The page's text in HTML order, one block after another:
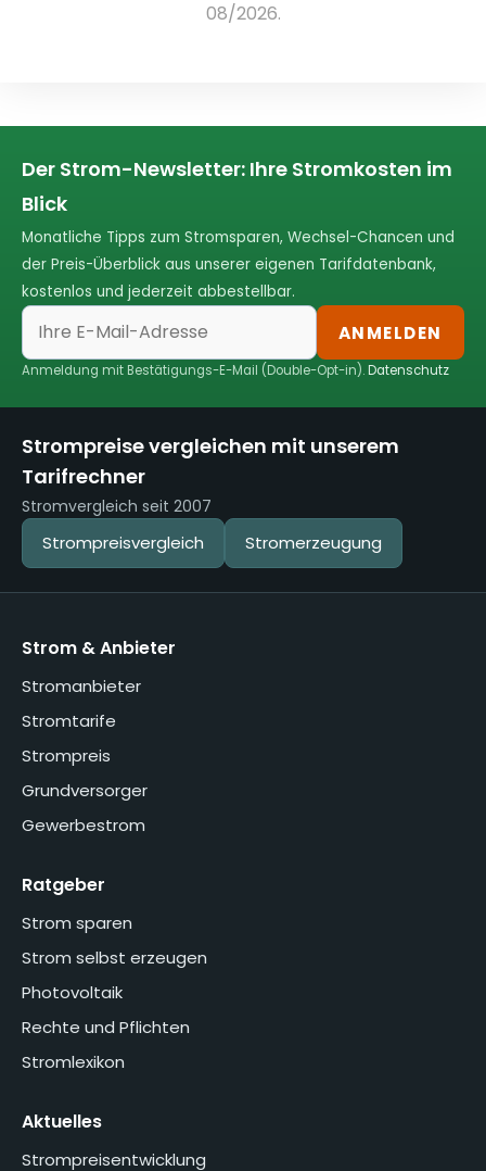
08/2026.
Der Strom-Newsletter: Ihre Stromkosten im
Blick
Monatliche Tipps zum Stromsparen, Wechsel-Chancen und
der Preis-Überblick aus unserer eigenen Tarifdatenbank,
kostenlos und jederzeit abbestellbar.
ANMELDEN
Anmeldung mit Bestätigungs-E-Mail (Double-Opt-in).Datenschutz
Strompreise vergleichen mit unserem
Tarifrechner
Stromvergleich seit 2007
Strompreisvergleich Stromerzeugung
Strom & Anbieter
Stromanbieter
Stromtarife
Strompreis
Grundversorger
Gewerbestrom
Ratgeber
Strom sparen
Strom selbst erzeugen
Photovoltaik
Rechte und Pflichten
Stromlexikon
Aktuelles
Strompreisentwicklung